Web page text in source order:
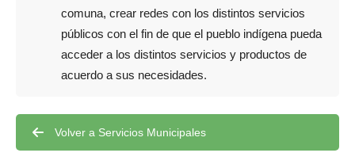
comuna, crear redes con los distintos servicios
públicos con el fin de que el pueblo indígena pueda
acceder a los distintos servicios y productos de
acuerdo a sus necesidades.
Volver a Servicios Municipales